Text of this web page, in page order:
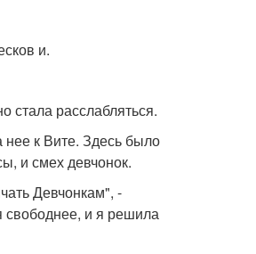
и.
стала расслабляться.
нее к Вите. Здесь было
и смех девчонок.
Девчонкам", -
свободнее, и я решила